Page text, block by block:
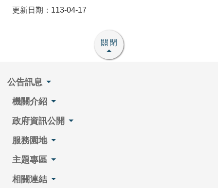
更新日期：113-04-17
關閉
公告訊息
機關介紹
政府資訊公開
服務園地
主題專區
相關連結